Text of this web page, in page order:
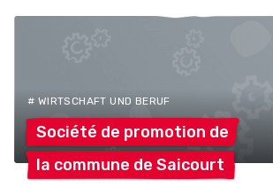
# WIRTSCHAFT UND BERUF
Société de promotion de
la commune de Saicourt